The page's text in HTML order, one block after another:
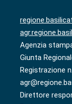
Agenzia
Giunta
Registrazione
Direttore